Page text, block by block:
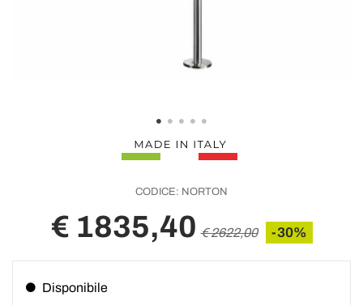
CODICE: NORTON
€ 1835,40 € 2622,00 -30%
Disponibile